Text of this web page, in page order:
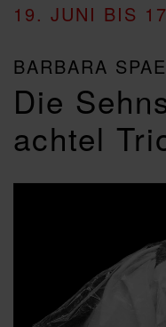
19. JUNI BIS
BARBARA
Die
achtel